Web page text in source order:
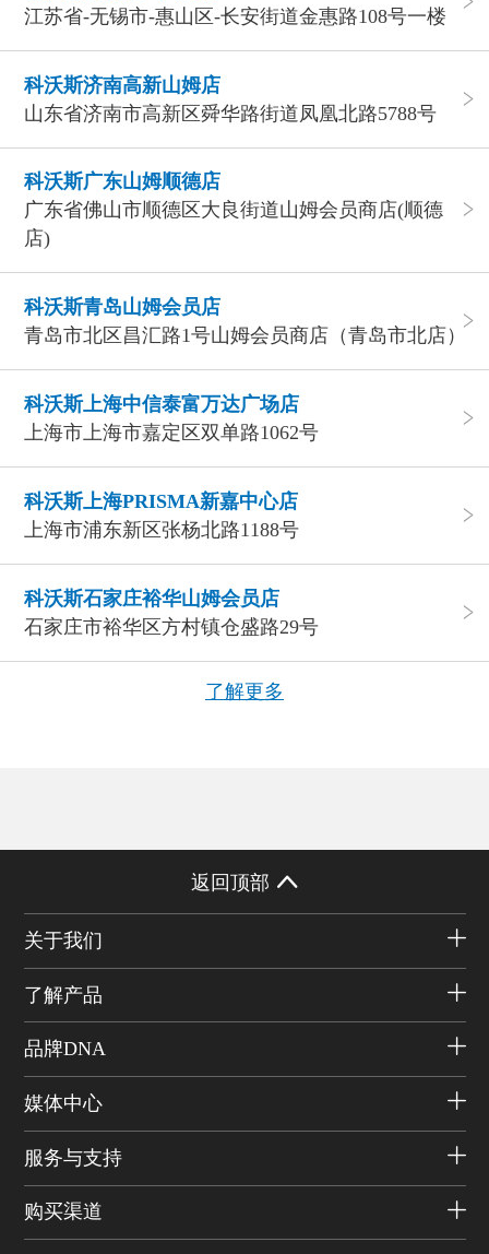
江苏省-无锡市-惠山区-长安街道金惠路108号一楼
科沃斯济南高新山姆店
山东省济南市高新区舜华路街道凤凰北路5788号
科沃斯广东山姆顺德店
广东省佛山市顺德区大良街道山姆会员商店(顺德
店)
科沃斯青岛山姆会员店
青岛市北区昌汇路1号山姆会员商店（青岛市北店）
科沃斯上海中信泰富万达广场店
上海市上海市嘉定区双单路1062号
科沃斯上海PRISMA新嘉中心店
上海市浦东新区张杨北路1188号
科沃斯石家庄裕华山姆会员店
石家庄市裕华区方村镇仓盛路29号
了解更多
返回顶部
关于我们
了解产品
品牌DNA
媒体中心
服务与支持
购买渠道